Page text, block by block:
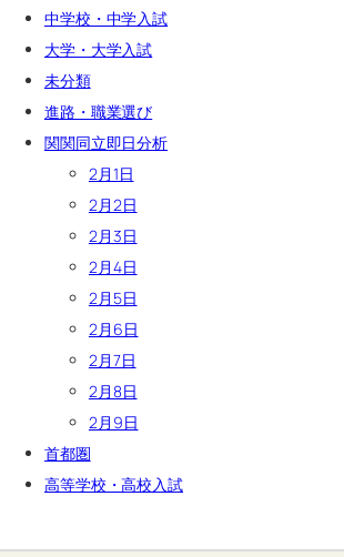
中学校・中学入試
大学・大学入試
未分類
進路・職業選び
関関同立即日分析
2月1日
2月2日
2月3日
2月4日
2月5日
2月6日
2月7日
2月8日
2月9日
首都圏
高等学校・高校入試